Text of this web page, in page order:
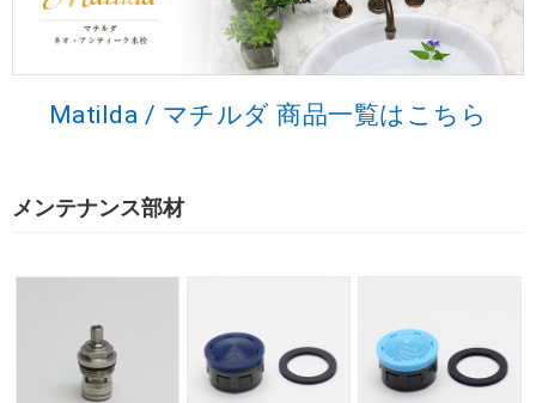
Matilda / マチルダ 商品一覧はこちら
メンテナンス部材